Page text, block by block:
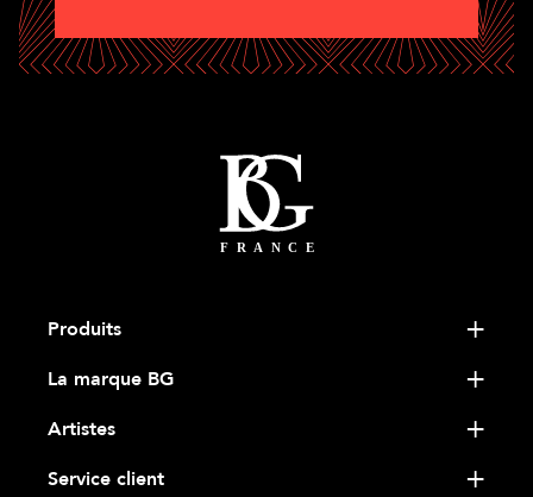
Produits
La marque BG
Artistes
Service client